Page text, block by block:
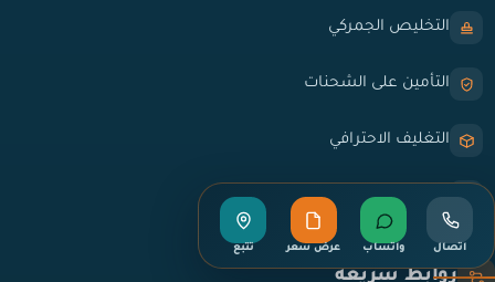
التخليص الجمركي
التأمين على الشحنات
التغليف الاحترافي
التخزين المؤقت
روابط سريعة
اتصال واتساب عرض سعر تتبع